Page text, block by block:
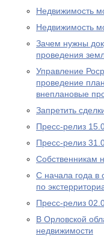
Недвижимость
Недвижимость
Зачем нужны
проведения
Управление
проведение
внеплановые
Запретить
Пресс-релиз
Пресс-релиз
Собственникам
С начала года в
по
Пресс-релиз
В Орловской
недвижимости